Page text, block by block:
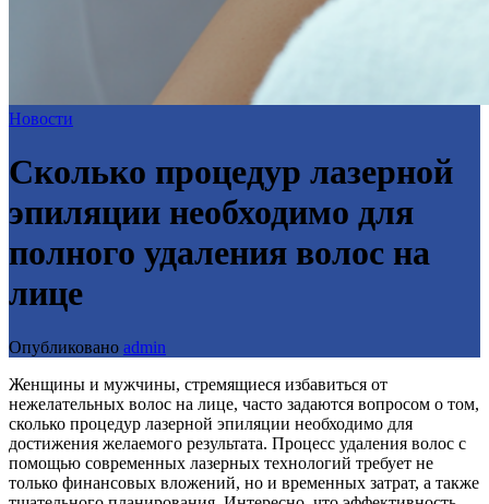
Новости
Сколько процедур лазерной
эпиляции необходимо для
полного удаления волос на
лице
Опубликовано admin
Женщины и мужчины, стремящиеся избавиться от
нежелательных волос на лице, часто задаются вопросом о том,
сколько процедур лазерной эпиляции необходимо для
достижения желаемого результата. Процесс удаления волос с
помощью современных лазерных технологий требует не
только финансовых вложений, но и временных затрат, а также